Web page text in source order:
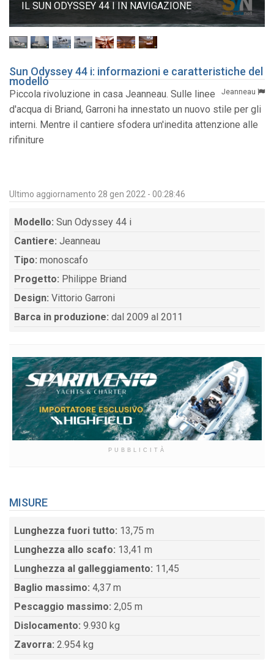
IL SUN ODYSSEY 44 I IN NAVIGAZIONE
Sun Odyssey 44 i: informazioni e caratteristiche del
modello
Jeanneau
Piccola rivoluzione in casa Jeanneau. Sulle linee
d'acqua di Briand, Garroni ha innestato un nuovo stile per gli
interni. Mentre il cantiere sfodera un'inedita attenzione alle
rifiniture
Ultimo aggiornamento 28 gen 2022 - 00:28:46
Modello: Sun Odyssey 44 i
Cantiere: Jeanneau
Tipo: monoscafo
Progetto: Philippe Briand
Design: Vittorio Garroni
Barca in produzione:
dal 2009 al 2011
PUBBLICITÀ
MISURE
Lunghezza fuori tutto: 13,75 m
Lunghezza allo scafo: 13,41 m
Lunghezza al galleggiamento: 11,45
Baglio massimo: 4,37 m
Pescaggio massimo: 2,05 m
Dislocamento: 9.930 kg
Zavorra: 2.954 kg